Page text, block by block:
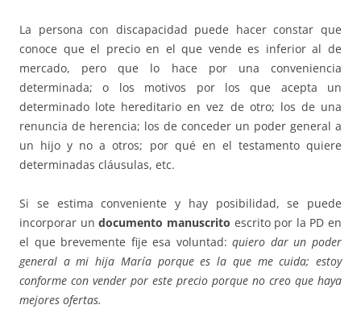
La persona con discapacidad puede hacer constar que
conoce que el precio en el que vende es inferior al de
mercado, pero que lo hace por una conveniencia
determinada; o los motivos por los que acepta un
determinado lote hereditario en vez de otro; los de una
renuncia de herencia; los de conceder un poder general a
un hijo y no a otros; por qué en el testamento quiere
determinadas cláusulas, etc.
Si se estima conveniente y hay posibilidad, se puede
incorporar undocumento manuscrito escrito por la PD en
el que brevemente fije esa voluntad:quiero dar un poder
general a mi hija María porque es la que me cuida; estoy
conforme con vender por este precio porque no creo que haya
mejores ofertas.